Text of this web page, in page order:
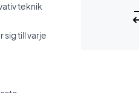
teknik
sig till varje